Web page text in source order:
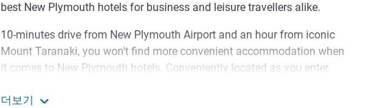
best New Plymouth hotels for business and leisure travellers alike.
10-minutes drive from New Plymouth Airport and an hour from iconic
Mount Taranaki, you won't find more convenient accommodation when
it comes to New Plymouth hotels. Conveniently located as you enter
walk from the CBD and city attractions including Pukekura Park,
더보기